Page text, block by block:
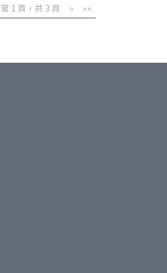
第 1 頁，共 3 頁 » »»